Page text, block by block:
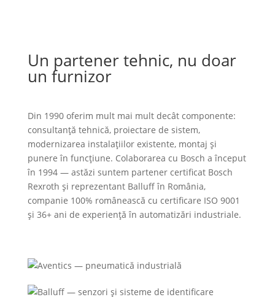
Un partener tehnic, nu doar
un furnizor
Din 1990 oferim mult mai mult decât componente:
consultanță tehnică, proiectare de sistem,
modernizarea instalațiilor existente, montaj și
punere în funcțiune. Colaborarea cu Bosch a început
în 1994 — astăzi suntem partener certificat Bosch
Rexroth și reprezentant Balluff în România,
companie 100% românească cu certificare ISO 9001
și 36+ ani de experiență în automatizări industriale.